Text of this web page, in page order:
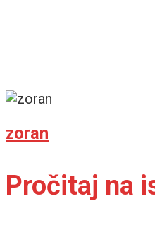
zoran
Pročitaj na